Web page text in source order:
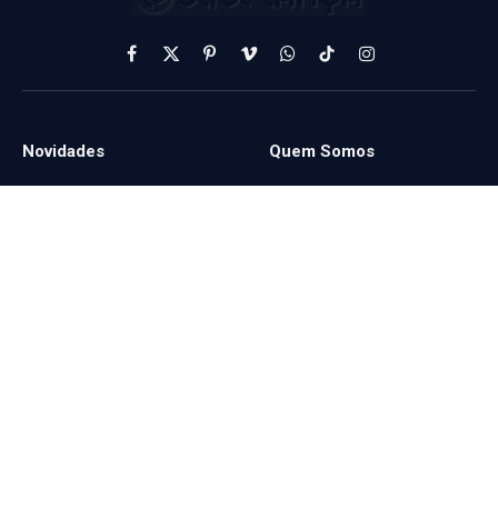
Facebook
X
(Twitter)
PinterestVimeoWhatsApp
TikTokInstagram
Novidades Quem Somos